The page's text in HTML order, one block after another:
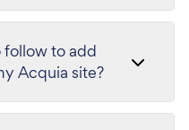
follow to add
Acquia site?